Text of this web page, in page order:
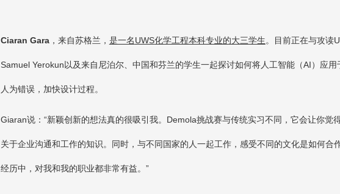
Ciaran Gara，来自苏格兰， 是一名UWS化学工程本科专业的大三学生。目前正在与攻读
Samuel Yerokun以及来自尼泊尔、中国和芬兰的学生一起探讨如何将人工智能（AI）应用
人为错误，加快设计过程。
Giaran说：“新颖创新的想法真的很吸引我。 Demola挑战赛与传统实习不同，它会让你觉
关于企业沟通和工作的知识。同时，与不同国家的人一起工作，感受不同的文化是如何合
经历中，对我和我的职业都非常有益。”